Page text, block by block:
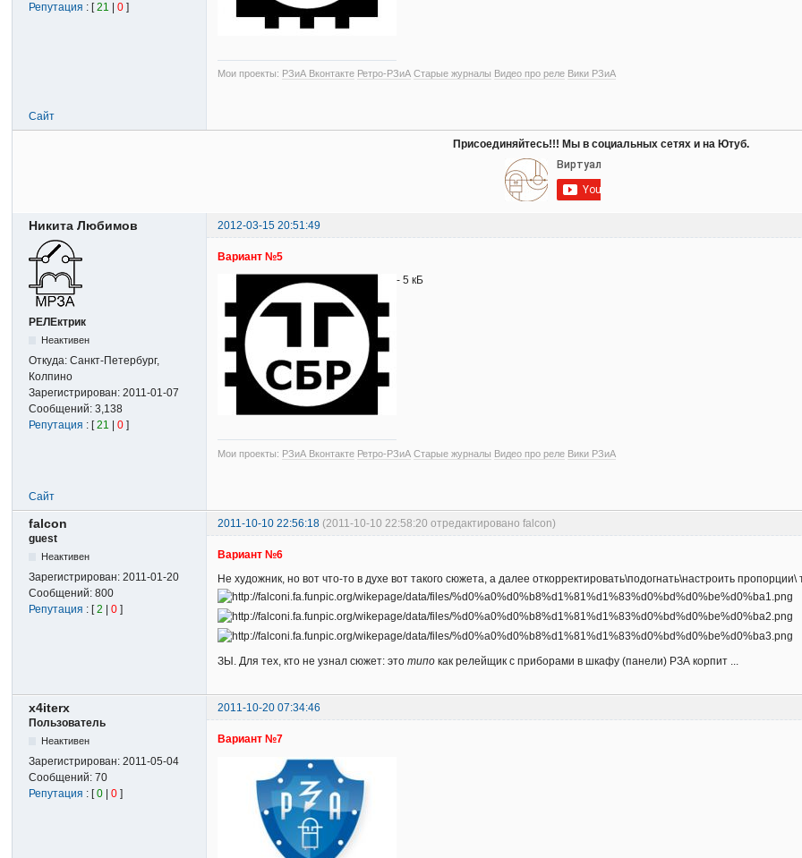
Репутация : [21 |0 ]
Мои проекты: РЗиА Вконтакте Ретро-РЗиА Старые журналы Видео про реле Вики РЗиА
Сайт
Присоединяйтесь!!! Мы в социальных сетях и на Ютуб.
Никита Любимов 2012-03-15 20:51:49
РЕЛЕктрик
Неактивен
Откуда:Санкт-Петербург,
Колпино
Зарегистрирован:2011-01-07
Сообщений:3,138
Репутация : [21 |0 ]
Вариант №5
- 5 кБ
Мои проекты: РЗиА Вконтакте Ретро-РЗиА Старые журналы Видео про реле Вики РЗиА
Сайт
falcon 2011-10-10 22:56:18 (2011-10-10 22:58:20 отредактировано falcon)
guest
Неактивен
Зарегистрирован:2011-01-20
Сообщений:800
Репутация : [2 |0 ]
Вариант №6
Не художник, но вот что-то в духе вот такого сюжета, а далее откорректировать\подогнать\настроить
ЗЫ. Для тех, кто не узнал сюжет: этотипо как релейщик с приборами в шкафу (панели) РЗА корпит ...
x4iterx
2011-10-20 07:34:46
Пользователь
Неактивен
Зарегистрирован:2011-05-04
Сообщений:70
Репутация : [0 |0 ]
Вариант №7